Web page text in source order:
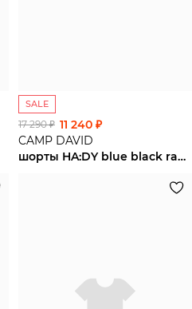
SALE
17 290 ₽ 11 240 ₽
CAMP DAVID
шорты HA:DY blue black random jogg